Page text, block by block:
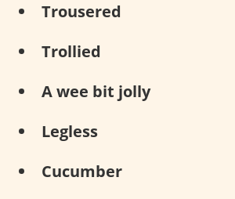
Trousered
Trollied
A wee bit jolly
Legless
Cucumber